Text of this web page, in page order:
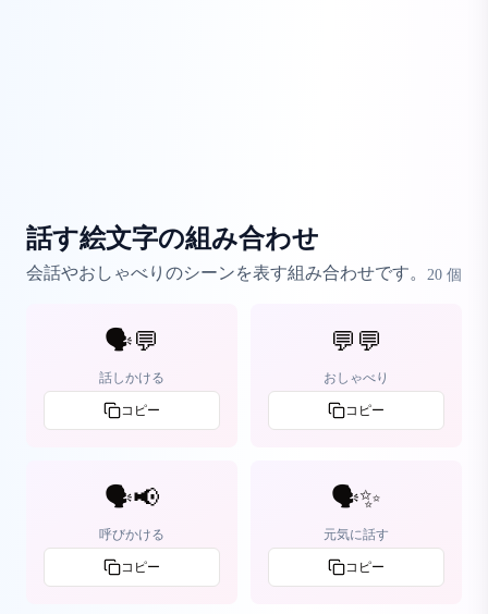
話す絵文字の組み合わせ
会話やおしゃべりのシーンを表す組み合わせです。 20 個
🗣️💬
話しかける
コピー
💬💬
おしゃべり
コピー
🗣️📢
呼びかける
コピー
🗣️✨
元気に話す
コピー